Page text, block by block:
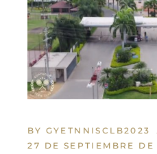
BY GYETNNISCLB2023
27 DE SEPTIEMBRE DE